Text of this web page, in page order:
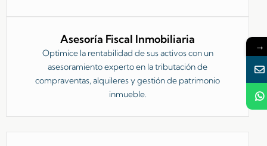
Asesoría Fiscal Inmobiliaria
Optimice la rentabilidad de sus activos con un
asesoramiento experto en la tributación de
compraventas, alquileres y gestión de patrimonio
inmueble.
→